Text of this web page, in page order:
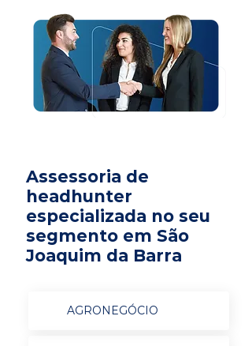
Assessoria de
headhunter
especializada no seu
segmento em São
Joaquim da Barra
AGRONEGÓCIO